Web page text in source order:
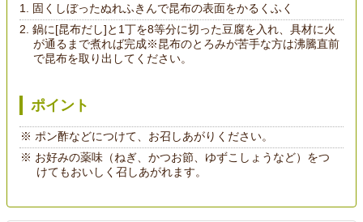
固くしぼったぬれふきんで昆布の表面をかるくふく
鍋に[昆布だし]と1丁を8等分に切った豆腐を入れ、具材に火
が通るまで煮れば完成※昆布のとろみが苦手な方は沸騰直前
で昆布を取り出してください。
ポイント
ポン酢などにつけて、お召しあがりください。
お好みの薬味（ねぎ、かつお節、ゆずこしょうなど）をつ
けてもおいしく召しあがれます。